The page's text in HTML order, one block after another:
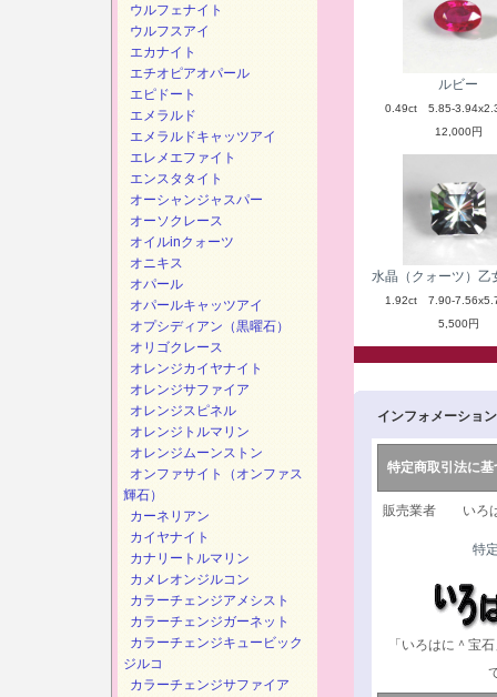
ルビー
0.49ct 5.85-
12,000円
水晶（クォーツ）乙
1.92ct 7.90-
5,500円
インフォメーション
特定商取引法に基
販売業者 いろ
特
「いろはに＾宝
ウルフェナイト
ウルフスアイ
エカナイト
エチオピアオパール
エピドート
エメラルド
エメラルドキャッツアイ
エレメエファイト
エンスタタイト
オーシャンジャスパー
オーソクレース
オイルinクォーツ
オニキス
オパール
オパールキャッツアイ
オプシディアン（黒曜石）
オリゴクレース
オレンジカイヤナイト
オレンジサファイア
オレンジスピネル
オレンジトルマリン
オレンジムーンストン
オンファサイト（オンファス
輝石）
カーネリアン
カイヤナイト
カナリートルマリン
カメレオンジルコン
カラーチェンジアメシスト
カラーチェンジガーネット
カラーチェンジキュービック
ジルコ
カラーチェンジサファイア